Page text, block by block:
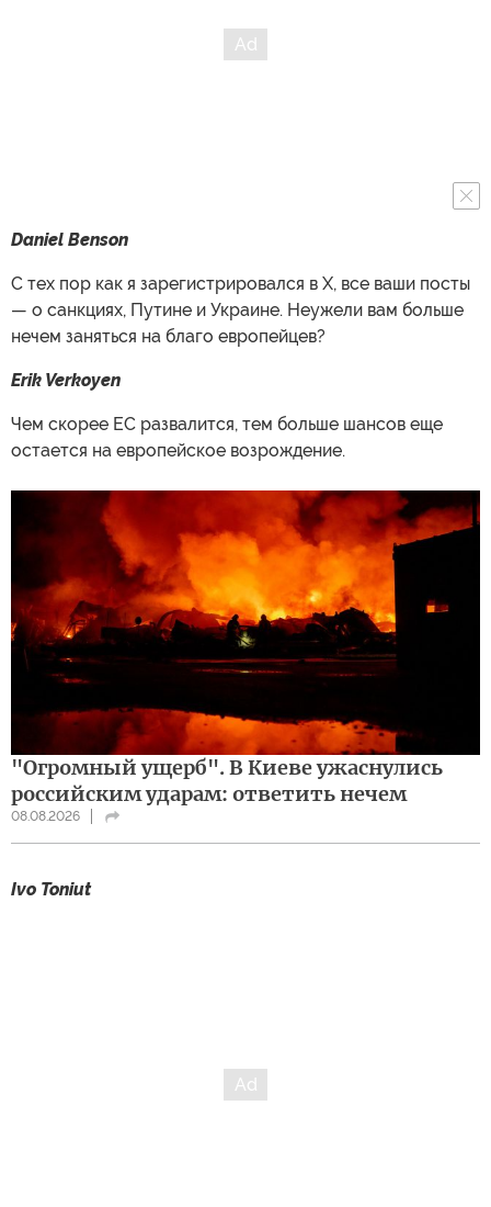
Daniel Benson
С тех пор как я зарегистрировался в X, все ваши посты
— о санкциях, Путине и Украине. Неужели вам больше
нечем заняться на благо европейцев?
Erik Verkoyen
Чем скорее ЕС развалится, тем больше шансов еще
остается на европейское возрождение.
"Огромный ущерб". В Киеве ужаснулись
российским ударам: ответить нечем
08.08.2026
Ivo Toniut